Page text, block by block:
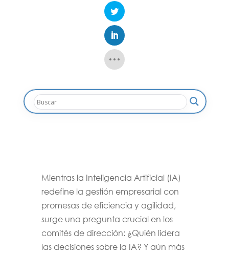
Mientras la Inteligencia Artificial (IA)
redefine la gestión empresarial con
promesas de eficiencia y agilidad,
surge una pregunta crucial en los
comités de dirección: ¿Quién lidera
las decisiones sobre la IA? Y aún más